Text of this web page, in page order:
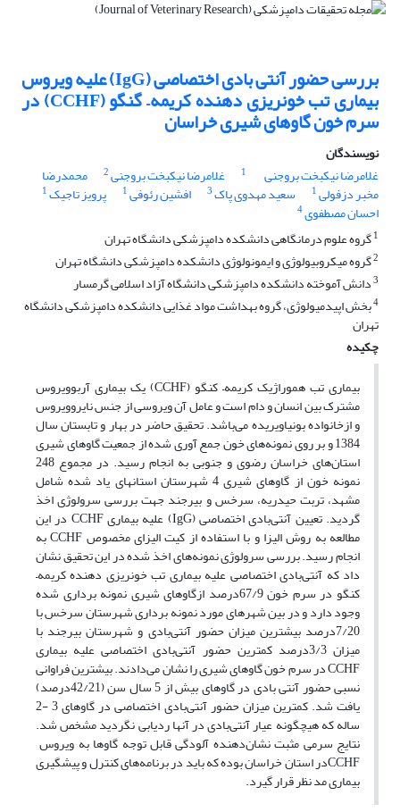
بررسی حضور آنتی بادی اختصاصی ‌(IgG)‌ علیه ویروس
بیماری تب خونریزی دهنده کریمه– گنگو ‌(CCHF)‌ در
سرم خون گاوهای شیری خراسان
نویسندگان
غلامرضا نیکبخت بروجنی
1 غلامرضا نیکبخت بروجنی2 محمدرضا
مخبر دزفولی1 سعید مهدوی پاک3 افشین رئوفی1 پرویز تاجیک1
احسان مصطفوی4
1گروه علوم درمانگاهی دانشکده دامپزشکی دانشگاه تهران
2گروه میکروبیولوژی و ایمونولوژی دانشکده دامپزشکی دانشگاه تهران
3دانش آموخته دانشکده دامپزشکی دانشگاه آزاد اسلامی گرمسار
4بخش اپیدمیولوژی، گروه بهداشت مواد غذایی دانشکده دامپزشکی دانشگاه
تهران
چکیده
بیماری تب هموراژیک کریمه– کنگو ‌(CCHF)‌ یک بیماری آربوویروس
مشترک بین انسان و دام است و عامل آن ویروسی از جنس نایروویروس
و ازخانواده بونیاویریده می‌باشد. تحقیق حاضر در بهار و تابستان سال
1384 و بر روی نمونه‌های خون جمع آوری شده از جمعیت گاوهای شیری
استان‌های خراسان رضوی و جنوبی به انجام رسید. در مجموع 248
نمونه خون از گاوهای شیری 4 شهرستان استانهای یاد شده شامل
مشهد، تربت حیدریه، سرخس و بیرجند جهت بررسی سرولوژی اخذ
گردید. تعیین آنتی‌بادی اختصاصی ‌(IgG)‌ علیه بیماری CCHF در این
مطالعه به روش الیزا و با استفاده از کیت الیزای مخصوص CCHF به
انجام رسید. بررسی سرولوژی نمونه‌های اخذ شده در این تحقیق نشان
داد که آنتی‌بادی اختصاصی علیه بیماری تب خونریزی دهنده کریمه–
کنگو در سرم خون 67/9درصد ازگاوهای شیری نمونه برداری شده
وجود دارد و در بین شهرهای مورد نمونه برداری شهرستان سرخس با
7/20درصد بیشترین میزان حضور آنتی‌بادی و شهرستان بیرجند با
میزان 3/3درصد کمترین حضور آنتی‌بادی اختصاصی علیه بیماری
CCHF در سرم خون گاوهای شیری را نشان می‌دادند. بیشترین فراوانی
نسبی حضور آنتی بادی در گاوهای بیش از 5 سال سن (42/21درصد)
‌یافت شد. کمترین میزان حضور آنتی‌بادی اختصاصی در گاوهای 3 -2
ساله که هیچگونه عیار آنتی‌بادی در آنها ردیابی نگردید مشخص شد.
نتایج سرمی مثبت نشان‌دهنده آلودگی قابل توجه گاوها به ویروس ‌
CCHFدر استان خراسان بوده که باید در برنامه‌های کنترل و پیشگیری
بیماری مد نظر قرار گیرد. ‌